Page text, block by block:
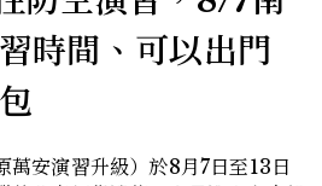
時間、可以出門
萬安演習升級）於8月7日至13日